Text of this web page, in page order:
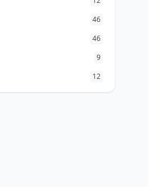
46
46
9
12